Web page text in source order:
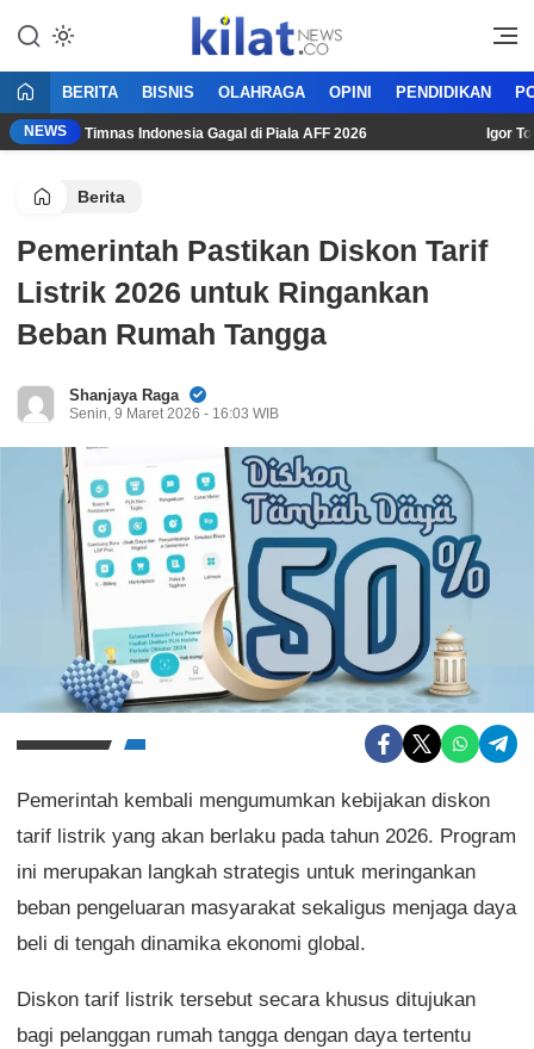
KilatNews.co
Mencerdaskan Anak Bangsa
BERITA BISNIS OLAHRAGA OPINI PENDIDIKAN
NEWS
Usai Timnas Indonesia Gagal di Piala AFF 2026 Igor
Berita
Pemerintah Pastikan Diskon Tarif
Listrik 2026 untuk Ringankan
Beban Rumah Tangga
Shanjaya Raga
Senin, 9 Maret 2026 - 16:03 WIB
Pemerintah kembali mengumumkan kebijakan diskon
tarif listrik yang akan berlaku pada tahun 2026. Program
ini merupakan langkah strategis untuk meringankan
beban pengeluaran masyarakat sekaligus menjaga daya
beli di tengah dinamika ekonomi global.
Diskon tarif listrik tersebut secara khusus ditujukan
bagi pelanggan rumah tangga dengan daya tertentu